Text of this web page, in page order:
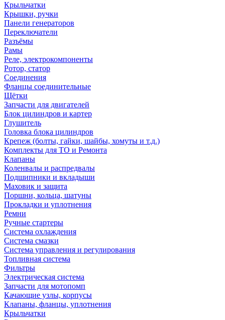
Крыльчатки
Крышки, ручки
Панели генераторов
Переключатели
Разъёмы
Рамы
Реле, электрокомпоненты
Ротор, статор
Соединения
Фланцы соединительные
Щётки
Запчасти для двигателей
Блок цилиндров и картер
Глушитель
Головка блока цилиндров
Крепеж (болты, гайки, шайбы, хомуты и т.д.)
Комплекты для ТО и Ремонта
Клапаны
Коленвалы и распредвалы
Подшипники и вкладыши
Маховик и защита
Поршни, кольца, шатуны
Прокладки и уплотнения
Ремни
Ручные стартеры
Система охлаждения
Система смазки
Система управления и регулирования
Топливная система
Фильтры
Электрическая система
Запчасти для мотопомп
Качающие узлы, корпусы
Клапаны, фланцы, уплотнения
Крыльчатки